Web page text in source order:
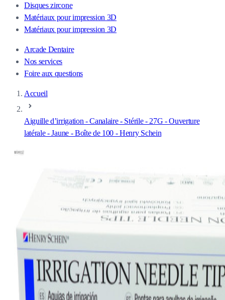
Disques zircone
Matériaux pour impression 3D
Matériaux pour impression 3D
Arcade Dentaire
Nos services
Foire aux questions
Accueil
Aiguille d’irrigation - Canalaire - Stérile - 27G - Ouverture
latérale - Jaune - Boîte de 100 - Henry Schein